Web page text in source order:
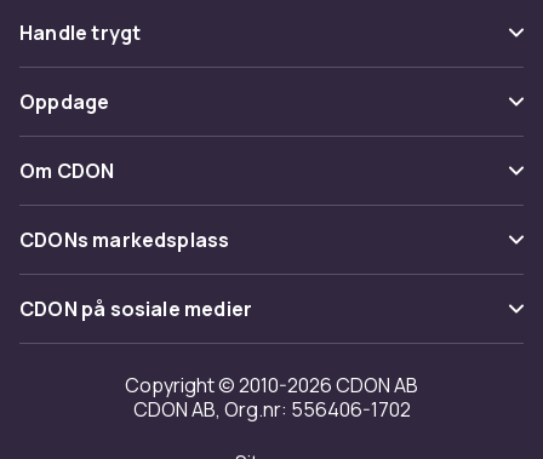
Vanlige spørsmål
Spor pakke
Angre & returner her
Kontakt oss
Handle trygt
Betaling
Levering
Tilbakekallinger
Oppdage
Kategorier
Varemerker
Om CDON
Om oss
Kundeanmeldelser
Jobbe på CDON
Investor relations
Tilgjengelighet
CDONs markedsplass
Merchant Help Center
CDON på sosiale medier
Copyright © 2010-2026 CDON AB
CDON AB, Org.nr: 556406-1702